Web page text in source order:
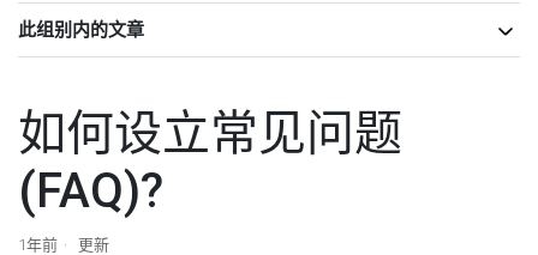
此组别内的文章
如何设立常见问题
(FAQ)?
1年前 更新